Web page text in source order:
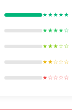
★★★★★
★★★★☆
★★★☆☆
★★☆☆☆
★☆☆☆☆